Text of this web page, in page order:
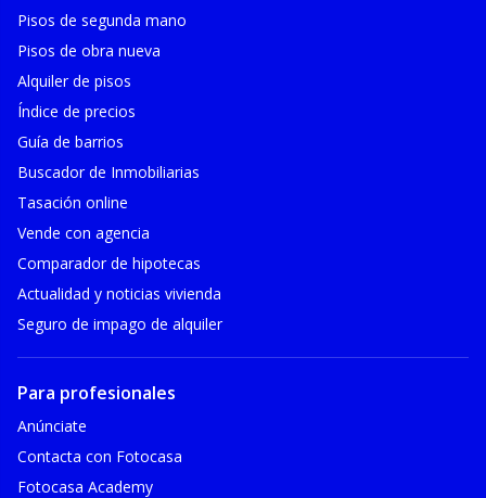
Pisos de segunda mano
Pisos de obra nueva
Alquiler de pisos
Índice de precios
Guía de barrios
Buscador de Inmobiliarias
Tasación online
Vende con agencia
Comparador de hipotecas
Actualidad y noticias vivienda
Seguro de impago de alquiler
Para profesionales
Anúnciate
Contacta con Fotocasa
Fotocasa Academy